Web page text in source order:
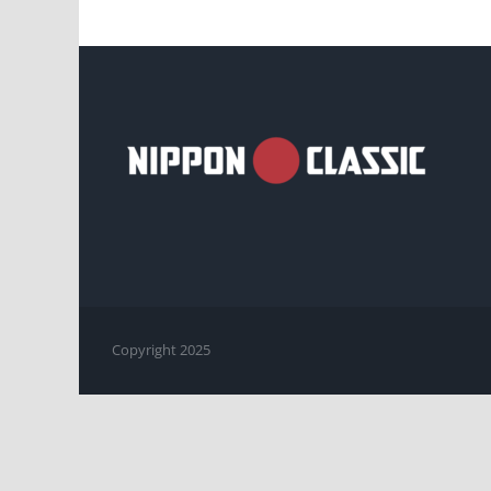
Copyright 2025